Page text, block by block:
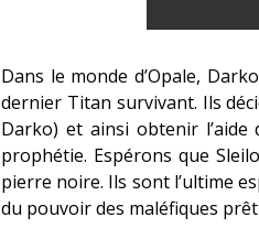
Dans le monde d’Opale,
dernier Titan survivant. Ils
Darko) et ainsi obtenir
prophétie. Espérons que
pierre noire. Ils sont l’ultime
du pouvoir des maléfiques